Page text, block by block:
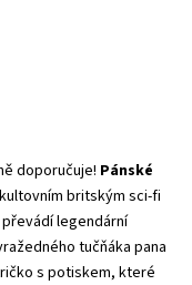
doporučuje! Pánské
britským sci-fi
převádí legendární
tučňáka pana
s potiskem, které